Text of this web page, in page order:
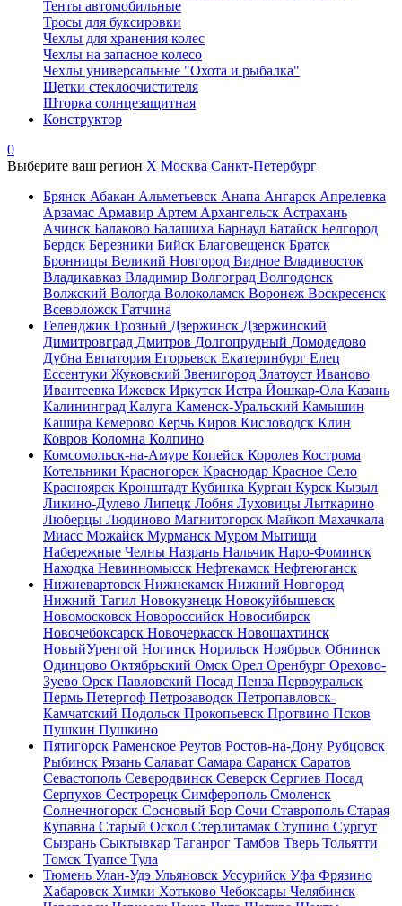
Тенты автомобильные
Тросы для буксировки
Чехлы для хранения колес
Чехлы на запасное колесо
Чехлы универсальные "Охота и рыбалка"
Щетки стеклоочистителя
Шторка солнцезащитная
Конструктор
0
Выберите ваш регион X Москва Санкт-Петербург
Брянск Абакан Альметьевск Анапа Ангарск Апрелевка
Арзамас Армавир Артем Архангельск Астрахань
Ачинск Балаково Балашиха Барнаул Батайск Белгород
Бердск Березники Бийск Благовещенск Братск
Бронницы Великий Новгород Видное Владивосток
Владикавказ Владимир Волгоград Волгодонск
Волжский Вологда Волоколамск Воронеж Воскресенск
Всеволожск Гатчина
Геленджик Грозный Дзержинск Дзержинский
Димитровград Дмитров Долгопрудный Домодедово
Дубна Евпатория Егорьевск Екатеринбург Елец
Ессентуки Жуковский Звенигород Златоуст Иваново
Ивантеевка Ижевск Иркутск Истра Йошкар-Ола Казань
Калининград Калуга Каменск-Уральский Камышин
Кашира Кемерово Керчь Киров Кисловодск Клин
Ковров Коломна Колпино
Комсомольск-на-Амуре Копейск Королев Кострома
Котельники Красногорск Краснодар Красное Село
Красноярск Кронштадт Кубинка Курган Курск Кызыл
Ликино-Дулево Липецк Лобня Луховицы Лыткарино
Люберцы Людиново Магнитогорск Майкоп Махачкала
Миасс Можайск Мурманск Муром Мытищи
Набережные Челны Назрань Нальчик Наро-Фоминск
Находка Невинномысск Нефтекамск Нефтеюганск
Нижневартовск Нижнекамск Нижний Новгород
Нижний Тагил Новокузнецк Новокуйбышевск
Новомосковск Новороссийск Новосибирск
Новочебоксарск Новочеркасск Новошахтинск
НовыйУренгой Ногинск Норильск Ноябрьск Обнинск
Одинцово Октябрьский Омск Орел Оренбург Орехово-
Зуево Орск Павловский Посад Пенза Первоуральск
Пермь Петергоф Петрозаводск Петропавловск-
Камчатский Подольск Прокопьевск Протвино Псков
Пушкин Пушкино
Пятигорск Раменское Реутов Ростов-на-Дону Рубцовск
Рыбинск Рязань Салават Самара Саранск Саратов
Севастополь Северодвинск Северск Сергиев Посад
Серпухов Сестрорецк Симферополь Смоленск
Солнечногорск Сосновый Бор Сочи Ставрополь Старая
Купавна Старый Оскол Стерлитамак Ступино Сургут
Сызрань Сыктывкар Таганрог Тамбов Тверь Тольятти
Томск Туапсе Тула
Тюмень Улан-Удэ Ульяновск Уссурийск Уфа Фрязино
Хабаровск Химки Хотьково Чебоксары Челябинск